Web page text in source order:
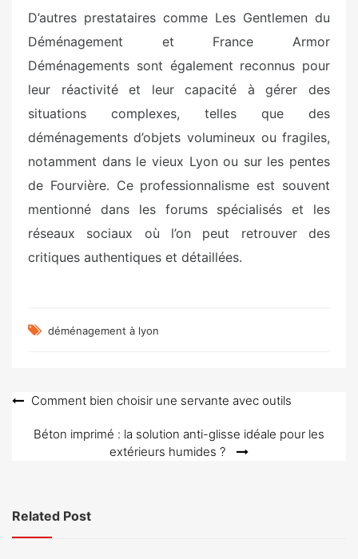
D’autres prestataires comme Les Gentlemen du
Déménagement et France Armor
Déménagements sont également reconnus pour
leur réactivité et leur capacité à gérer des
situations complexes, telles que des
déménagements d’objets volumineux ou fragiles,
notamment dans le vieux Lyon ou sur les pentes
de Fourvière. Ce professionnalisme est souvent
mentionné dans les forums spécialisés et les
réseaux sociaux où l’on peut retrouver des
critiques authentiques et détaillées.
déménagement à lyon
Navigation
Comment bien choisir une servante avec outils
Béton imprimé : la solution anti-glisse idéale pour les
extérieurs humides ?
Related Post